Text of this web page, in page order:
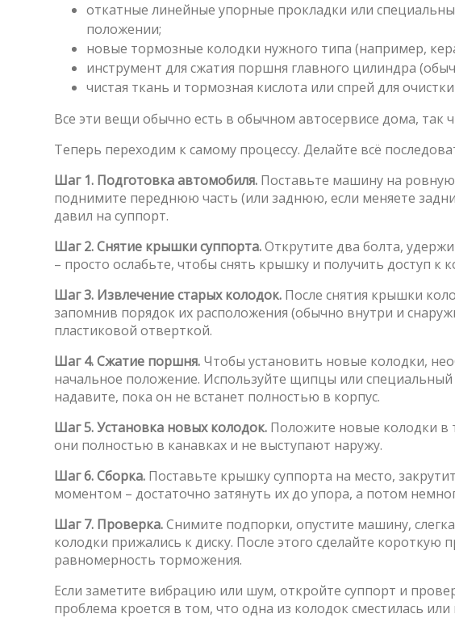
откатные линейные упорные прокладки или
положении;
новые тормозные колодки нужного типа (например,
инструмент для сжатия поршня главного цилиндра
чистая ткань и тормозная кислота или спрей для
Все эти вещи обычно есть в обычном автосервисе дома, так
Теперь переходим к самому процессу. Делайте всё
Шаг 1. Подготовка автомобиля. Поставьте машину на
поднимите переднюю часть (или заднюю, если меняете
давил на суппорт.
Шаг 2. Снятие крышки суппорта.Открутите два болта,
– просто ослабьте, чтобы снять крышку и получить доступ к
Шаг 3. Извлечение старых колодок. После снятия крышки
запомнив порядок их расположения (обычно внутри и
пластиковой отверткой.
Шаг 4. Сжатие поршня. Чтобы установить новые колодки,
начальное положение. Используйте щипцы или
надавите, пока он не встанет полностью в корпус.
Шаг 5. Установка новых колодок. Положите новые колодки в
они полностью в канавках и не выступают наружу.
Шаг 6. Сборка. Поставьте крышку суппорта на место,
моментом – достаточно затянуть их до упора, а потом
Шаг 7. Проверка.Снимите подпорки, опустите машину,
колодки прижались к диску. После этого сделайте короткую
равномерность торможения.
Если заметите вибрацию или шум, откройте суппорт и
проблема кроется в том, что одна из колодок сместилась